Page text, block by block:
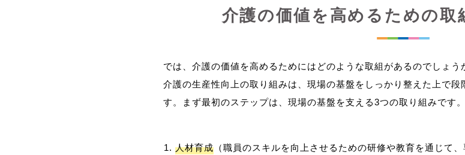
介護の価値を高めるための取
では、介護の価値を高めるためにはどのような取組があるのでしょう
介護の生産性向上の取り組みは、現場の基盤をしっかり整えた上で
人材育成 （職員のスキルを向上させるための研修や教育を通じて、